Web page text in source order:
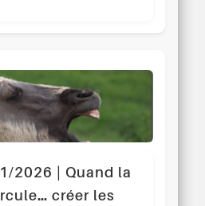
2026 | Quand la
créer les